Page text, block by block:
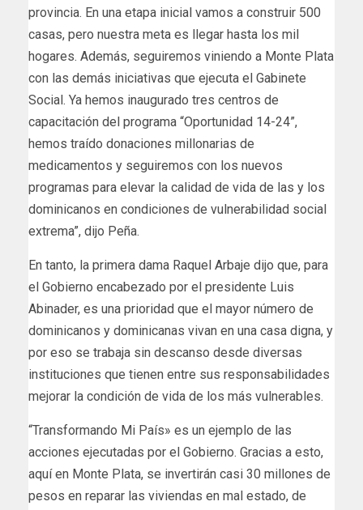
provincia. En una etapa inicial vamos a construir 500
casas, pero nuestra meta es llegar hasta los mil
hogares. Además, seguiremos viniendo a Monte Plata
con las demás iniciativas que ejecuta el Gabinete
Social. Ya hemos inaugurado tres centros de
capacitación del programa “Oportunidad 14-24”,
hemos traído donaciones millonarias de
medicamentos y seguiremos con los nuevos
programas para elevar la calidad de vida de las y los
dominicanos en condiciones de vulnerabilidad social
extrema”, dijo Peña.
En tanto, la primera dama Raquel Arbaje dijo que, para
el Gobierno encabezado por el presidente Luis
Abinader, es una prioridad que el mayor número de
dominicanos y dominicanas vivan en una casa digna, y
por eso se trabaja sin descanso desde diversas
instituciones que tienen entre sus responsabilidades
mejorar la condición de vida de los más vulnerables.
“Transformando Mi País» es un ejemplo de las
acciones ejecutadas por el Gobierno. Gracias a esto,
aquí en Monte Plata, se invertirán casi 30 millones de
pesos en reparar las viviendas en mal estado, de